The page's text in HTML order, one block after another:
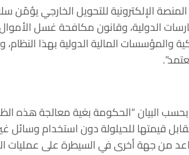
الإلكترونية للتحويل الخارجي
الدولية، وقانون مكافحة غسل
والمؤسسات المالية الدولية بهذا
بحسب البيان “الحكومة بغية معالجة هذه
قيمتها للحيلولة دون استخدام
من جهة أخرى في السيطرة على عمليات